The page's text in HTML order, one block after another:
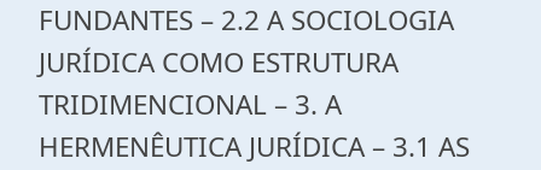
FUNDANTES – 2.2 A SOCIOLOGIA
JURÍDICA COMO ESTRUTURA
TRIDIMENCIONAL – 3. A
HERMENÊUTICA JURÍDICA – 3.1 AS